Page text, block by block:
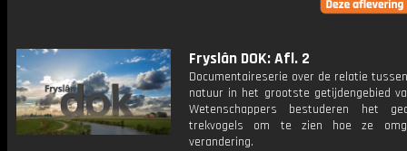
Fryslân DOK: Afl. 2
Documentaireserie over de relatie
natuur in het grootste getijdengebied
Wetenschappers bestuderen het
trekvogels om te zien hoe ze
verandering.